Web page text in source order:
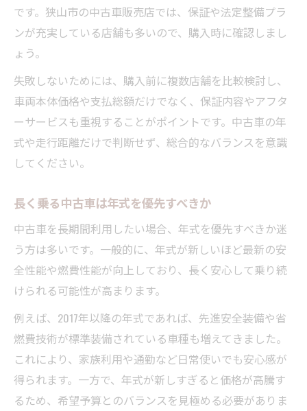
です。狭山市の中古車販売店では、保証や法定整備プラ
ンが充実している店舗も多いので、購入時に確認しまし
ょう。
失敗しないためには、購入前に複数店舗を比較検討し、
車両本体価格や支払総額だけでなく、保証内容やアフタ
ーサービスも重視することがポイントです。中古車の年
式や走行距離だけで判断せず、総合的なバランスを意識
してください。
長く乗る中古車は年式を優先すべきか
中古車を長期間利用したい場合、年式を優先すべきか迷
う方は多いです。一般的に、年式が新しいほど最新の安
全性能や燃費性能が向上しており、長く安心して乗り続
けられる可能性が高まります。
例えば、2017年以降の年式であれば、先進安全装備や省
燃費技術が標準装備されている車種も増えてきました。
これにより、家族利用や通勤など日常使いでも安心感が
得られます。一方で、年式が新しすぎると価格が高騰す
るため、希望予算とのバランスを見極める必要がありま